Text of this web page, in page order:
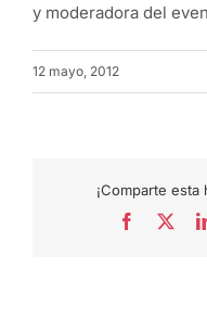
y moderadora del
12 mayo, 2012
¡Comparte
Facebook